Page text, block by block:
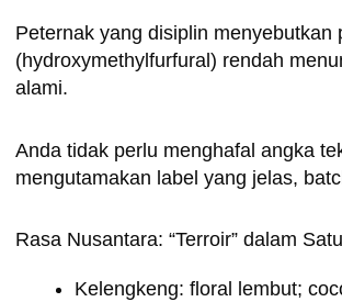
Peternak yang disiplin
(hydroxymethylfurfural) rendah
alami.
Anda tidak perlu menghafal angka
mengutamakan label yang jelas,
Rasa Nusantara: “Terroir” dalam
Kelengkeng: floral lembut;